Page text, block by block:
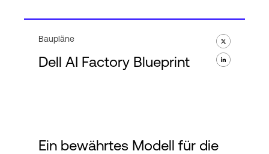
Wissenswertes
Language
Baupläne
Dell AI Factory Blueprint
Ein bewährtes Modell für die